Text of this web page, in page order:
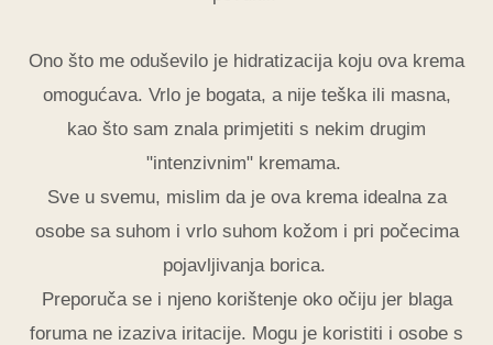
Ono što me oduševilo je hidratizacija koju ova krema
omogućava. Vrlo je bogata, a nije teška ili masna,
kao što sam znala primjetiti s nekim drugim
"intenzivnim" kremama.
Sve u svemu, mislim da je ova krema idealna za
osobe sa suhom i vrlo suhom kožom i pri počecima
pojavljivanja borica.
Preporuča se i njeno korištenje oko očiju jer blaga
foruma ne izaziva iritacije. Mogu je koristiti i osobe s